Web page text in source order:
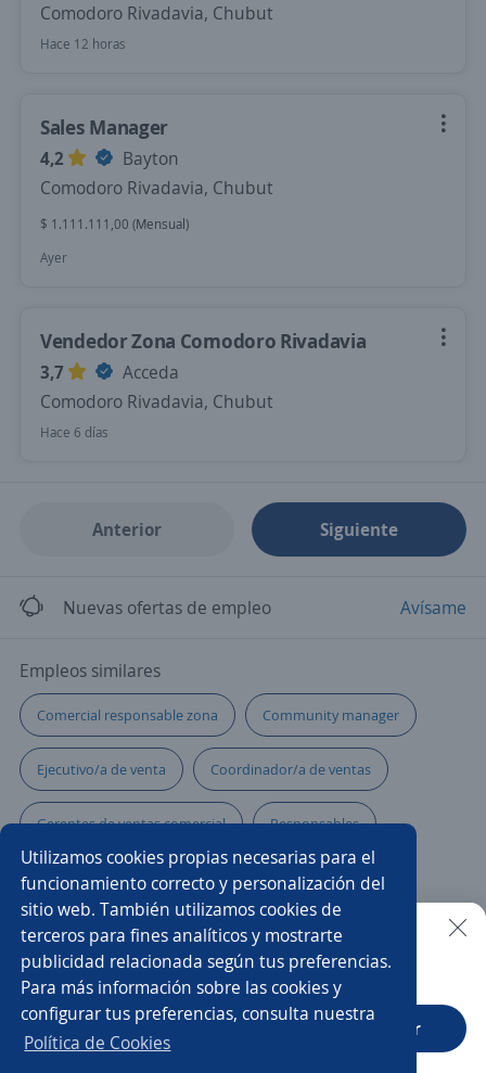
Utilizamos cookies propias necesarias para el
funcionamiento correcto y personalización del
sitio web. También utilizamos cookies de
terceros para fines analíticos y mostrarte
publicidad relacionada según tus preferencias.
Para más información sobre las cookies y
configurar tus preferencias, consulta nuestra
Política de Cookies
Comodoro Rivadavia, Chubut
Hace 12 horas
Sales Manager
4,2
Bayton
Comodoro Rivadavia, Chubut
$ 1.111.111,00 (Mensual)
Ayer
Vendedor Zona Comodoro Rivadavia
3,7
Acceda
Comodoro Rivadavia, Chubut
Hace 6 días
Anterior Siguiente
Nuevas ofertas de empleo Avísame
Empleos similares
Comercial responsable zona Community manager
Ejecutivo/a de venta Coordinador/a de ventas
Gerentes de ventas comercial Responsables
Sales executive Supervisor/a de ventas
Gerente de sucursal Ejecutivos de ventas
Gerente comercial Jefe comercial
Ejecutivo/a de cuenta
Buscar es más fácil en la app
CT App Abrir